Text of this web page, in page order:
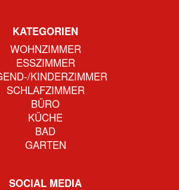
KATEGORIEN
WOHNZIMMER
ESSZIMMER
KINDERZIMMER
SCHLAFZIMMER
BÜRO
KÜCHE
BAD
GARTEN
SOCIAL MEDIA